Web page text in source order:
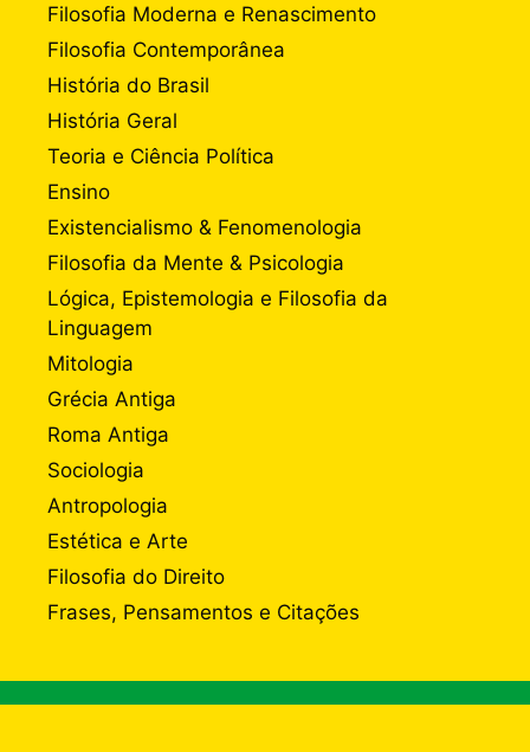
Filosofia Moderna e Renascimento
Filosofia Contemporânea
História do Brasil
História Geral
Teoria e Ciência Política
Ensino
Existencialismo & Fenomenologia
Filosofia da Mente & Psicologia
Lógica, Epistemologia e Filosofia da
Linguagem
Mitologia
Grécia Antiga
Roma Antiga
Sociologia
Antropologia
Estética e Arte
Filosofia do Direito
Frases, Pensamentos e Citações